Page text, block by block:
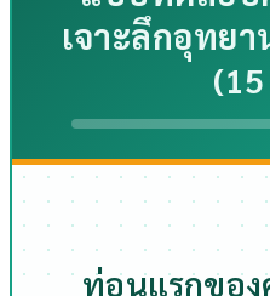
เจาะลึกอุทย
ท่อนแรกขอ